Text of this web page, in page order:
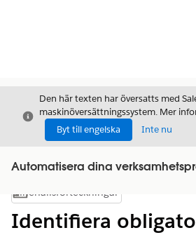
Stäng
Den här texten har översatts med
maskinöversättningssystem. Mer
Byt till engelska
Inte nu
Automatisera dina
Visa innehållsförteckning
Innehållsförteckningar
Identifiera